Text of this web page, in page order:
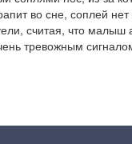
во сне, соплей
считая, что
тревожным